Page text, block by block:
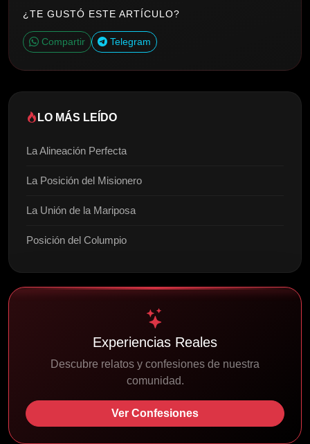
¿TE GUSTÓ ESTE ARTÍCULO?
Compartir Telegram
LO MÁS LEÍDO
La Alineación Perfecta
La Posición del Misionero
La Unión de la Mariposa
Posición del Columpio
Experiencias Reales
Descubre relatos y confesiones de nuestra
comunidad.
Ver Confesiones